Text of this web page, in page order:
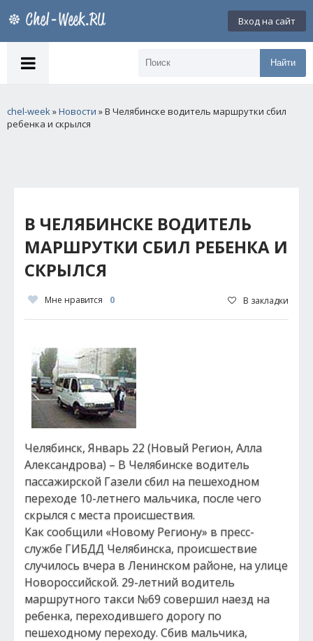
Вход на сайт
Найти
chel-week»Новости » В Челябинске водитель маршрутки сбил
ребенка и скрылся
В ЧЕЛЯБИНСКЕ ВОДИТЕЛЬ
МАРШРУТКИ СБИЛ РЕБЕНКА И
СКРЫЛСЯ
Мне нравится 0 В закладки
Челябинск, Январь 22 (Новый Регион, Алла
Александрова) – В Челябинске водитель
пассажирской Газели сбил на пешеходном
переходе 10-летнего мальчика, после чего
скрылся с места происшествия.
Как сообщили «Новому Региону» в пресс-
службе ГИБДД Челябинска, происшествие
случилось вчера в Ленинском районе, на улице
Новороссийской. 29-летний водитель
маршрутного такси №69 совершил наезд на
ребенка, переходившего дорогу по
пешеходному переходу. Сбив мальчика,